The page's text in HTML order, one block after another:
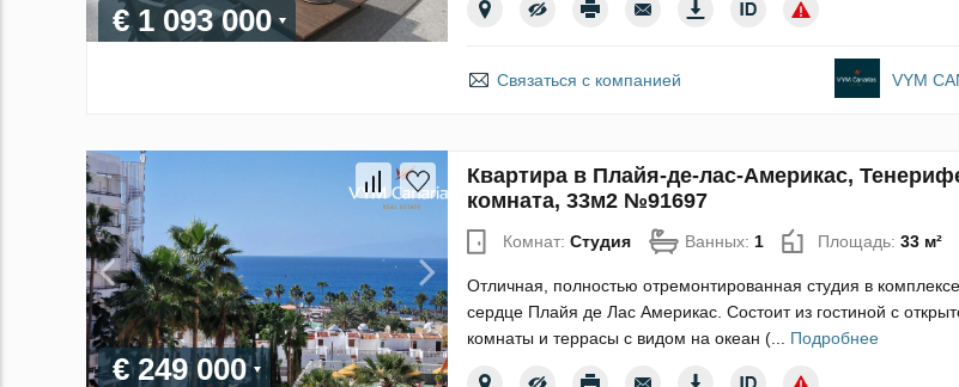
€ 1 093 000
Связаться с компанией VYM
€ 249 000
Квартира в Плайя-де-лас-Америкас,
комната, 33м2 №91697
Комнат: Студия Ванных: 1 Площадь: 33 м²
Отличная, полностью отремонтированная студия в
сердце Плайя де Лас Америкас. Состоит из гостиной с
комнаты и террасы с видом на океан (... Подробнее